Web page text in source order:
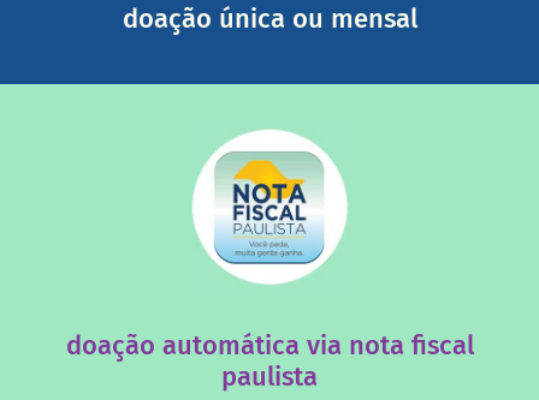
doação única ou mensal
doação automática via nota fiscal
paulista
saiba mais